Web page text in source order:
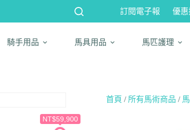
訂閱電子報 優惠
騎手用品 馬具用品 馬匹護理
NT$59,900
首頁 / 所有馬術商品 /